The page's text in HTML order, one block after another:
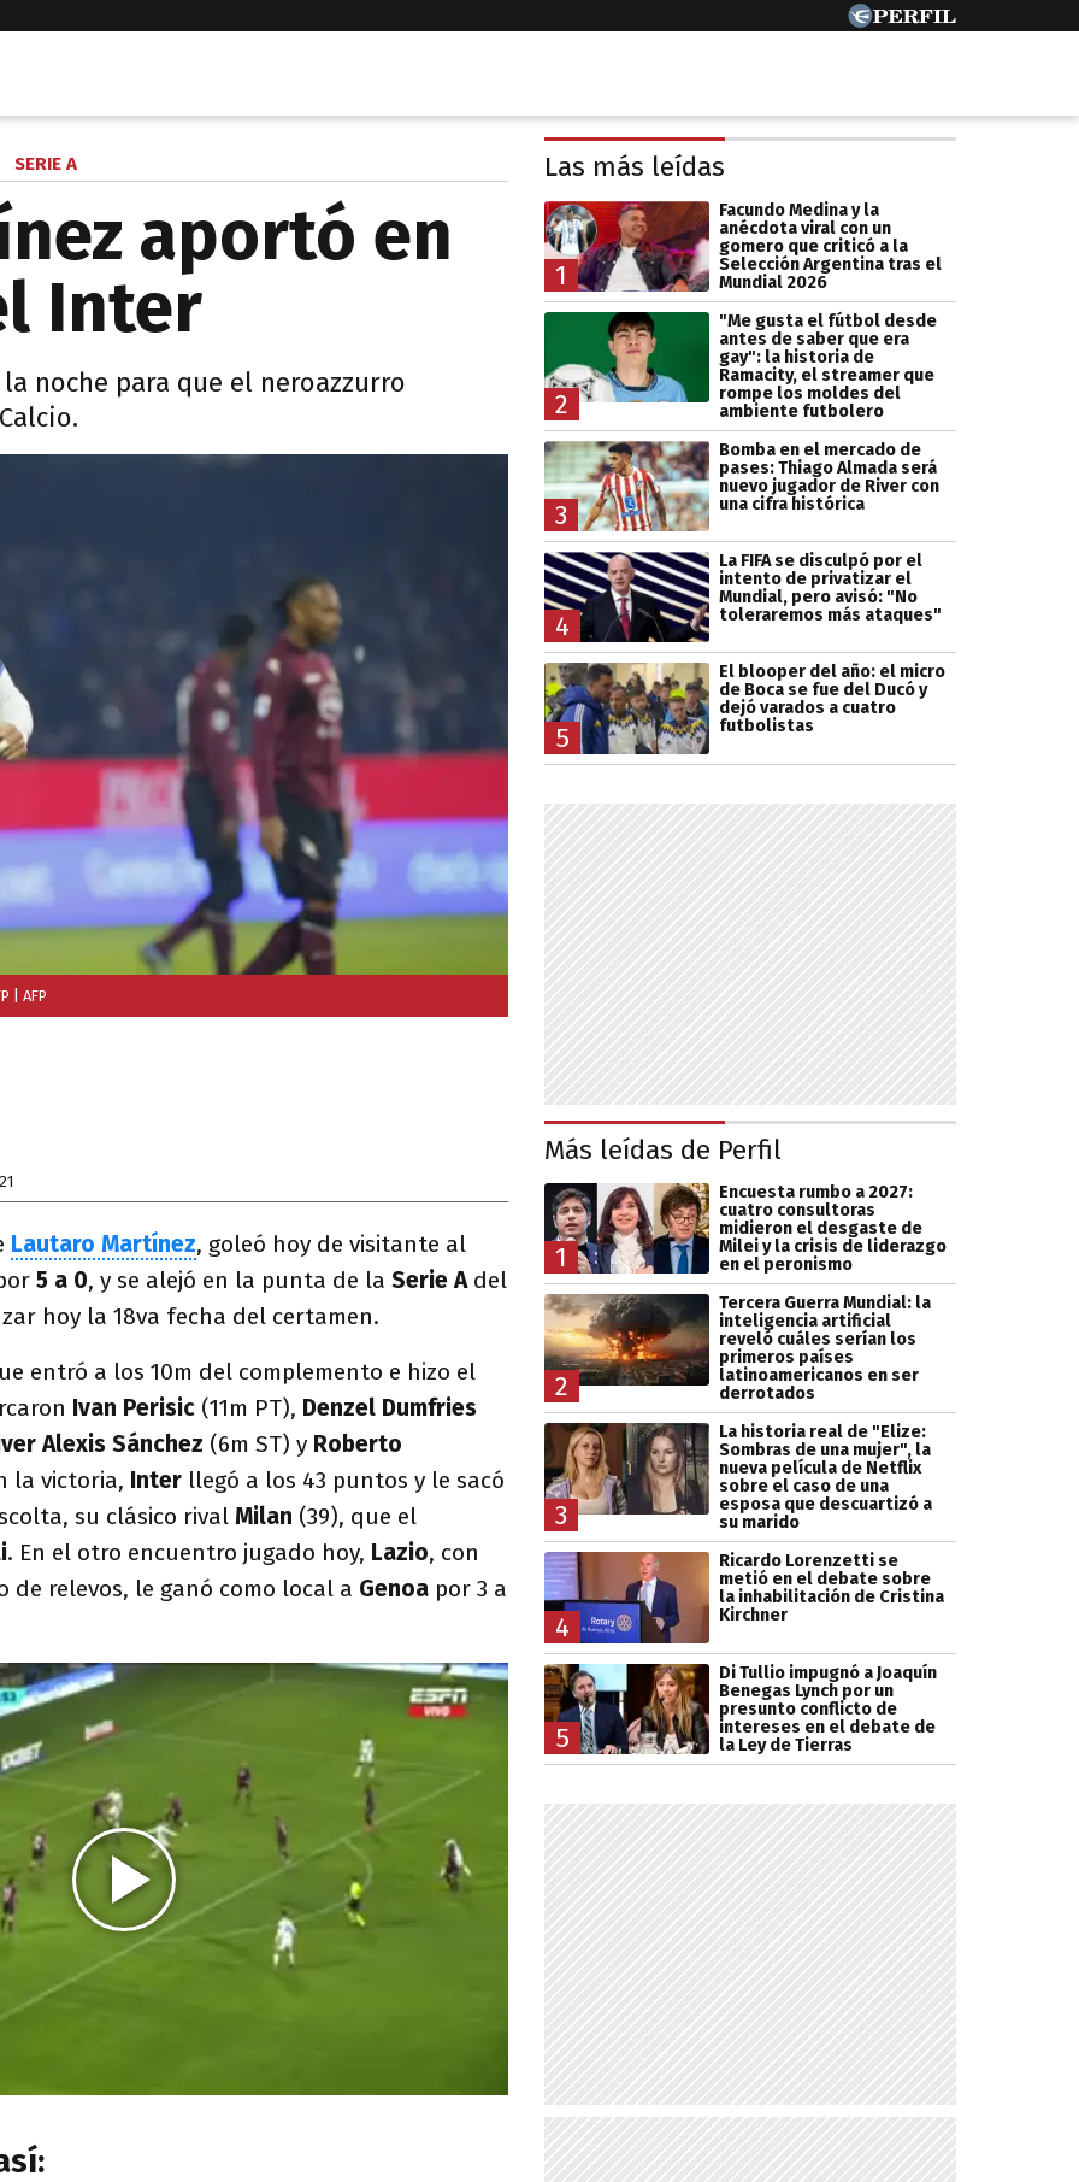
SERIE A
aportó en
Inter
noche para que el neroazzurro
| AFP
Lautaro Martínez, goleó hoy de visitante al
5 a 0, y se alejó en la punta de la Serie Adel
hoy la 18va fecha del certamen.
entró a los 10m del complemento e hizo el
Ivan Perisic (11m PT), Denzel Dumfries
Alexis Sánchez (6m ST) y Roberto
la victoria, Inter llegó a los 43 puntos y le sacó
su clásico rival Milan (39), que el
. En el otro encuentro jugado hoy, Lazio, con
de relevos, le ganó como local a Genoa por 3 a
Las más leídas
1
Facundo Medina y la
anécdota viral con un
gomero que criticó a la
Selección Argentina tras el
Mundial 2026
2
"Me gusta el fútbol desde
antes de saber que era
gay": la historia de
Ramacity, el streamer que
rompe los moldes del
ambiente futbolero
3
Bomba en el mercado de
pases: Thiago Almada será
nuevo jugador de River con
una cifra histórica
4
La FIFA se disculpó por el
intento de privatizar el
Mundial, pero avisó: "No
toleraremos más ataques"
5
El blooper del año: el micro
de Boca se fue del Ducó y
dejó varados a cuatro
futbolistas
Más leídas de Perfil
1
Encuesta rumbo a 2027:
cuatro consultoras
midieron el desgaste de
Milei y la crisis de liderazgo
en el peronismo
2
Tercera Guerra Mundial: la
inteligencia artificial
reveló cuáles serían los
primeros países
latinoamericanos en ser
derrotados
3
La historia real de "Elize:
Sombras de una mujer", la
nueva película de Netflix
sobre el caso de una
esposa que descuartizó a
su marido
4
Ricardo Lorenzetti se
metió en el debate sobre
la inhabilitación de Cristina
Kirchner
5
Di Tullio impugnó a Joaquín
Benegas Lynch por un
presunto conflicto de
intereses en el debate de
la Ley de Tierras